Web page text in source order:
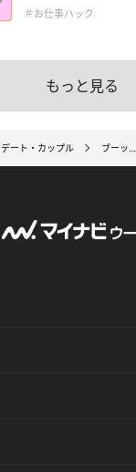
＃お仕事ハック
もっと見る
デート・カップル ブーッ